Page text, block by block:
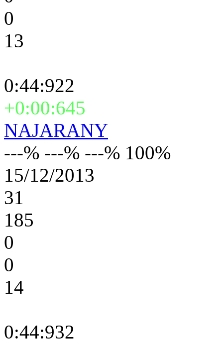
0
13
0:44:922
+0:00:645
NAJARANY
---% ---% ---% 100%
15/12/2013
31
185
0
0
14
0:44:932